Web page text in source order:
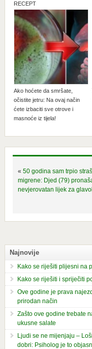
RECEPT
Ako hoćete da smršate,
očistite jetru: Na ovaj način
ćete izbaciti sve otrove i
masnoće iz tijela!
« 50 godina sam trpio
migrene: Djed (79)
nevjerovatan lijek za
Najnovije
Kako se riješiti plijesni na
Kako se riješiti i spriječiti
Ove godine je prava
prirodan način
Zašto ove godine trebate
ukusne salate
Ljudi se ne mijenjaju –
dobri: Psiholog je to